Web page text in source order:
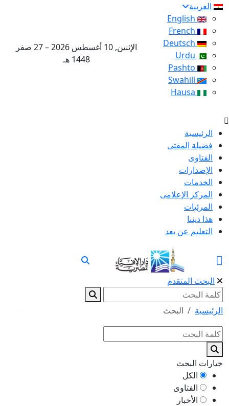
العربية
الإثنين, 10 أغسطس 2026 – 27 صفر
1448 هـ
الرئيسية
فضيلة المفتى
الفتاوى
الإصدارات
الخدمات
المركز الإعلامى
المرئيات
هذا ديننا
التعليم عن بعد
البحث المتقدم
الرئيسية البحث
خيارات البحث
الكل
الفتاوى
الأخبار